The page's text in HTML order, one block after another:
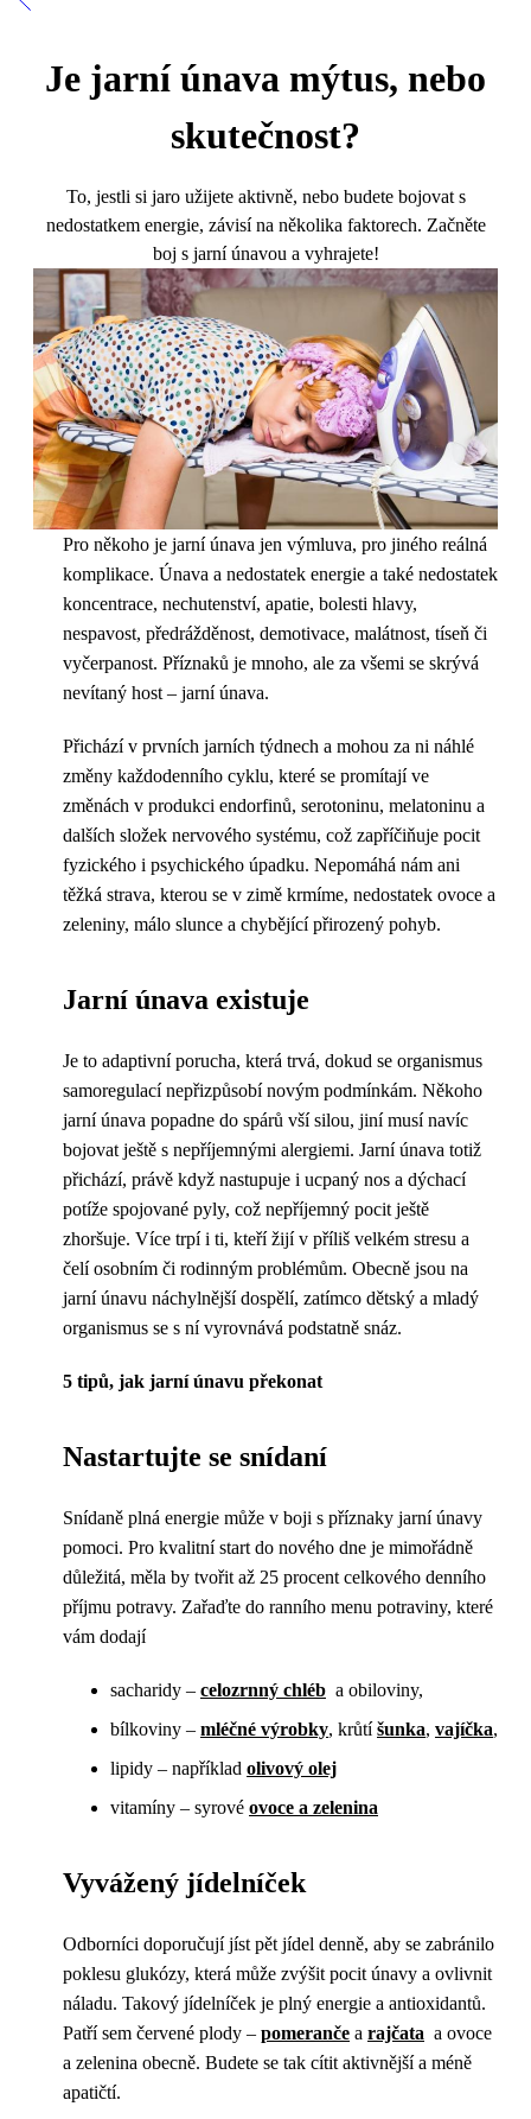
Je jarní únava mýtus, nebo
skutečnost?
To, jestli si jaro užijete aktivně, nebo budete bojovat s
nedostatkem energie, závisí na několika faktorech. Začněte
boj s jarní únavou a vyhrajete!
Pro někoho je jarní únava jen výmluva, pro jiného reálná
komplikace. Únava a nedostatek energie a také nedostatek
koncentrace, nechutenství, apatie, bolesti hlavy,
nespavost, předrážděnost, demotivace, malátnost, tíseň či
vyčerpanost. Příznaků je mnoho, ale za všemi se skrývá
nevítaný host – jarní únava.
Přichází v prvních jarních týdnech a mohou za ni náhlé
změny každodenního cyklu, které se promítají ve
změnách v produkci endorfinů, serotoninu, melatoninu a
dalších složek nervového systému, což zapříčiňuje pocit
fyzického i psychického úpadku. Nepomáhá nám ani
těžká strava, kterou se v zimě krmíme, nedostatek ovoce a
zeleniny, málo slunce a chybějící přirozený pohyb.
Jarní únava existuje
Je to adaptivní porucha, která trvá, dokud se organismus
samoregulací nepřizpůsobí novým podmínkám. Někoho
jarní únava popadne do spárů vší silou, jiní musí navíc
bojovat ještě s nepříjemnými alergiemi. Jarní únava totiž
přichází, právě když nastupuje i ucpaný nos a dýchací
potíže spojované pyly, což nepříjemný pocit ještě
zhoršuje. Více trpí i ti, kteří žijí v příliš velkém stresu a
čelí osobním či rodinným problémům. Obecně jsou na
jarní únavu náchylnější dospělí, zatímco dětský a mladý
organismus se s ní vyrovnává podstatně snáz.
5 tipů, jak jarní únavu překonat
Nastartujte se snídaní
Snídaně plná energie může v boji s příznaky jarní únavy
pomoci. Pro kvalitní start do nového dne je mimořádně
důležitá, měla by tvořit až 25 procent celkového denního
příjmu potravy. Zařaďte do ranního menu potraviny, které
vám dodají
sacharidy – celozrnný chléb a obiloviny,
bílkoviny – mléčné výrobky, krůtí šunka, vajíčka,
lipidy – například olivový olej
vitamíny – syrové ovoce a zelenina
Vyvážený jídelníček
Odborníci doporučují jíst pět jídel denně, aby se zabránilo
poklesu glukózy, která může zvýšit pocit únavy a ovlivnit
náladu. Takový jídelníček je plný energie a antioxidantů.
Patří sem červené plody – pomeranče a rajčata a ovoce
a zelenina obecně. Budete se tak cítit aktivnější a méně
apatičtí.